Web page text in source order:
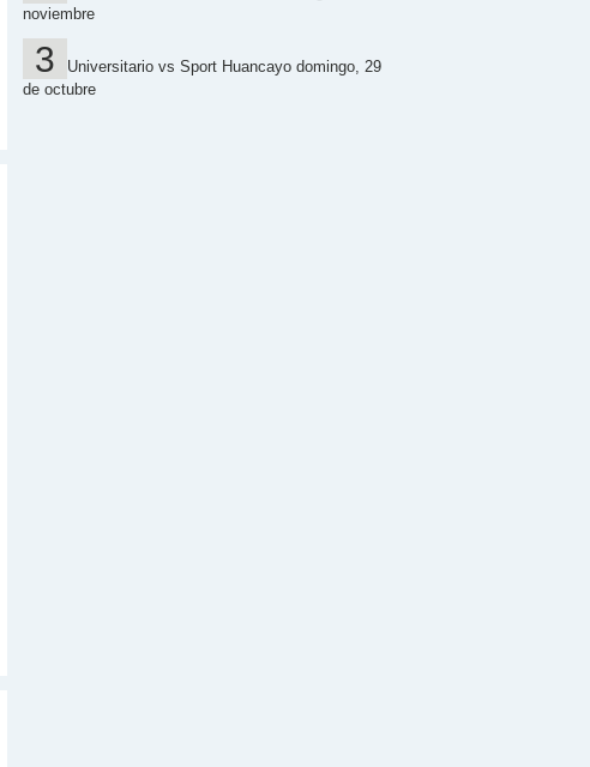
noviembre
Universitario vs Sport Huancayo domingo, 29
de octubre